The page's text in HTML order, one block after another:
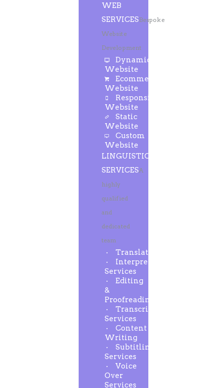
WEB
SERVICESBespoke
Website
Development
Dynamic
Website
Ecommerce
Website
Responsive
Website
Static
Website
Custom
Website
LINGUISTIC
SERVICESA
highly
qualified
and
dedicated
team
Translation
Interpreting
Services
Editing
&
Proofreading
Transcription
Services
Content
Writing
Subtitling
Services
Voice
Over
Services